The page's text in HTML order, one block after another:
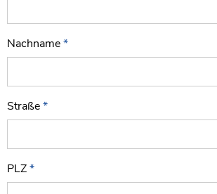
Nachname*
Straße*
PLZ*